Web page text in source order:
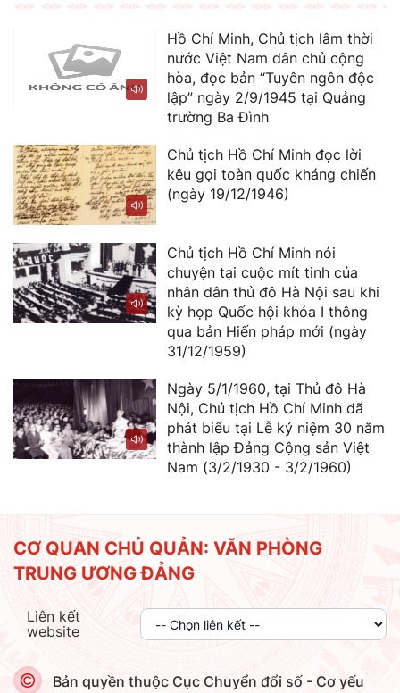
Hồ Chí Minh, Chủ tịch lâm thời
nước Việt Nam dân chủ cộng
hòa, đọc bản “Tuyên ngôn độc
lập” ngày 2/9/1945 tại Quảng
trường Ba Đình
Chủ tịch Hồ Chí Minh đọc lời
kêu gọi toàn quốc kháng chiến
(ngày 19/12/1946)
Chủ tịch Hồ Chí Minh nói
chuyện tại cuộc mít tinh của
nhân dân thủ đô Hà Nội sau khi
kỳ họp Quốc hội khóa I thông
qua bản Hiến pháp mới (ngày
31/12/1959)
Ngày 5/1/1960, tại Thủ đô Hà
Nội, Chủ tịch Hồ Chí Minh đã
phát biểu tại Lễ kỷ niệm 30 năm
thành lập Đảng Cộng sản Việt
Nam (3/2/1930 - 3/2/1960)
CƠ QUAN CHỦ QUẢN: VĂN PHÒNG
TRUNG ƯƠNG ĐẢNG
Liên kết
website
Bản quyền thuộc Cục Chuyển đổi số - Cơ yếu